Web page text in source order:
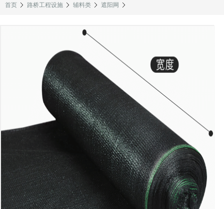
首页 路桥工程设施 辅料类 遮阳网